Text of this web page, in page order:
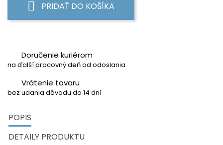
PRIDAŤ DO KOŠÍKA
Doručenie kuriérom
na ďalší pracovný deň od odoslania
Vrátenie tovaru
bez udania dôvodu do 14 dní
POPIS
DETAILY PRODUKTU